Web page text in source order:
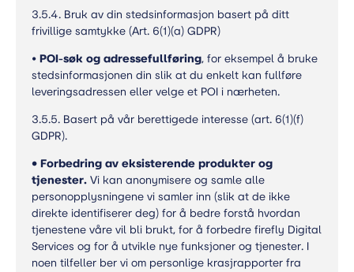
3.5.4. Bruk av din stedsinformasjon basert på ditt
frivillige samtykke (Art. 6(1)(a) GDPR)
• POI-søk og adressefullføring, for eksempel å bruke
stedsinformasjonen din slik at du enkelt kan fullføre
leveringsadressen eller velge et POI i nærheten.
3.5.5. Basert på vår berettigede interesse (art. 6(1)(f)
GDPR).
• Forbedring av eksisterende produkter og
tjenester. Vi kan anonymisere og samle alle
personopplysningene vi samler inn (slik at de ikke
direkte identifiserer deg) for å bedre forstå hvordan
tjenestene våre vil bli brukt, for å forbedre firefly Digital
Services og for å utvikle nye funksjoner og tjenester. I
noen tilfeller ber vi om personlige krasjrapporter fra